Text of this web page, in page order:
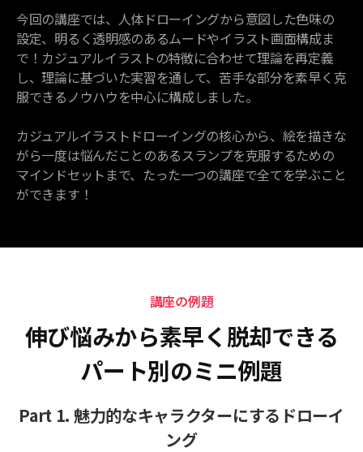
今回の講座では、人体ドローイングから意図した色味の
設定、明るく透明感のあるムードやイラスト画面構成ま
で！カジュアルイラストの特徴に合わせて理論を再定義
し、理論に基づいた実習を通して、苦手な部分を素早く克
服できるノウハウを中心に構成しました。
カジュアルイラストドローイングの核心から、絵を描きな
がら一度は悩んだことのあるスランプを克服するための
マインドセットまで、たった一つの講座で全てを学ぶこと
ができます！
講座の例題
伸び悩みから素早く脱却できる
パート別のミニ例題
Part 1. 魅力的なキャラクターにするドローイ
ング